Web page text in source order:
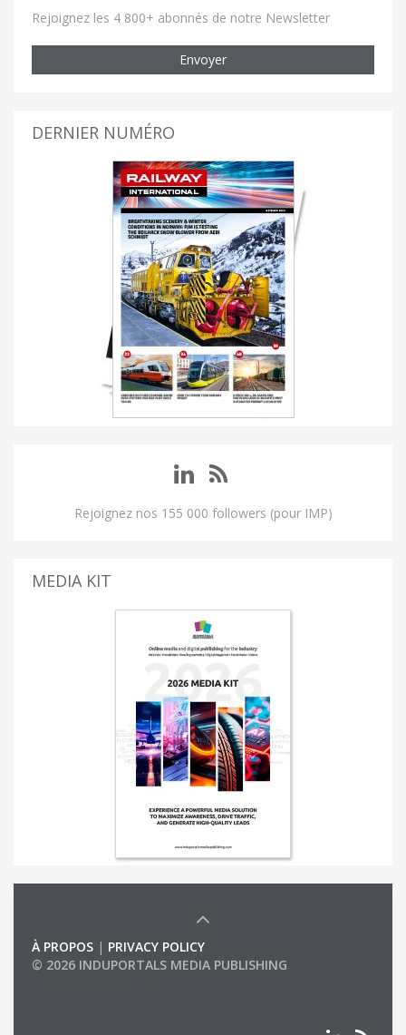
Rejoignez les 4 800+ abonnés de notre Newsletter
Envoyer
DERNIER NUMÉRO
Rejoignez nos 155 000 followers (pour IMP)
MEDIA KIT
À PROPOS | PRIVACY POLICY
© 2026 INDUPORTALS MEDIA PUBLISHING